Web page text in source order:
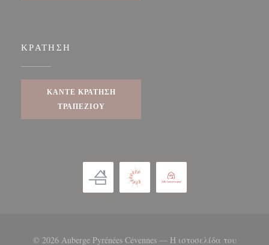
ΚΡΆΤΗΣΗ
ΚΆΝΤΕ ΚΡΆΤΗΣΗ
ΤΡΑΠΕΖΙΟΎ
© 2026 Auberge Pyrénées Cévennes — Η ιστοσελίδα του